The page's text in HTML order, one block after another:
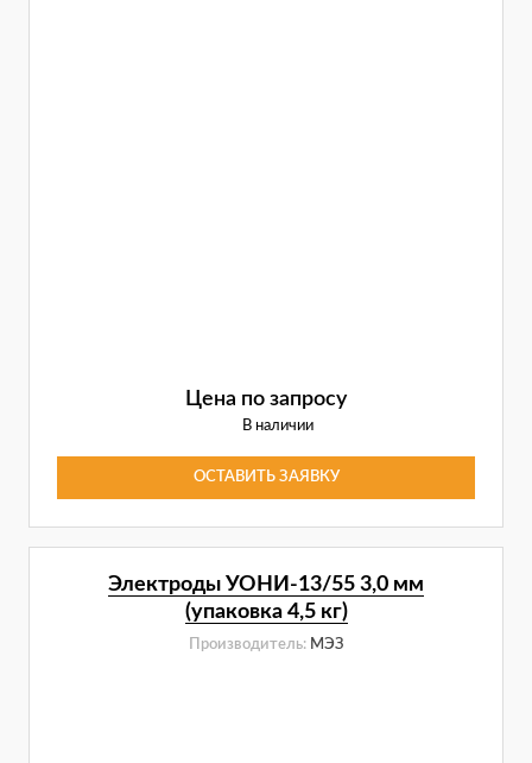
Цена по запросу
В наличии
ОСТАВИТЬ ЗАЯВКУ
Электроды УОНИ-13/55 3,0 мм
(упаковка 4,5 кг)
Производитель: МЭЗ